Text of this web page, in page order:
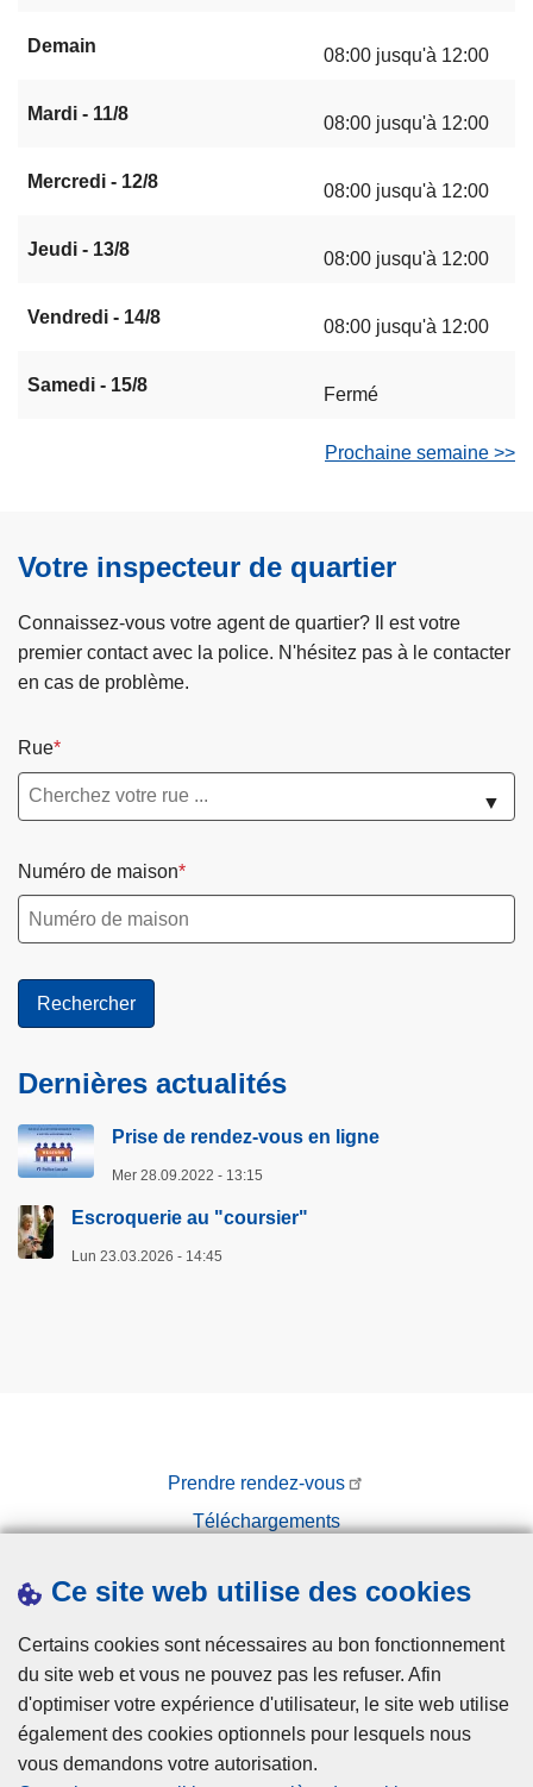
Ce site web utilise des cookies
Certains cookies sont nécessaires au bon fonctionnement
du site web et vous ne pouvez pas les refuser. Afin
d'optimiser votre expérience d'utilisateur, le site web utilise
également des cookies optionnels pour lesquels nous
vous demandons votre autorisation.
Demain 08:00 jusqu'à 12:00
Mardi - 11/8 08:00 jusqu'à 12:00
Mercredi - 12/8 08:00 jusqu'à 12:00
Jeudi - 13/8 08:00 jusqu'à 12:00
Vendredi - 14/8 08:00 jusqu'à 12:00
Samedi - 15/8 Fermé
Prochaine semaine >>
Votre inspecteur de quartier
Connaissez-vous votre agent de quartier? Il est votre
premier contact avec la police. N'hésitez pas à le contacter
en cas de problème.
Rue
▼
Numéro de maison
Dernières actualités
Prise de rendez-vous en ligne
Mer 28.09.2022 - 13:15
Escroquerie au "coursier"
Lun 23.03.2026 - 14:45
Prendre rendez-vous
Téléchargements
Disclaimer